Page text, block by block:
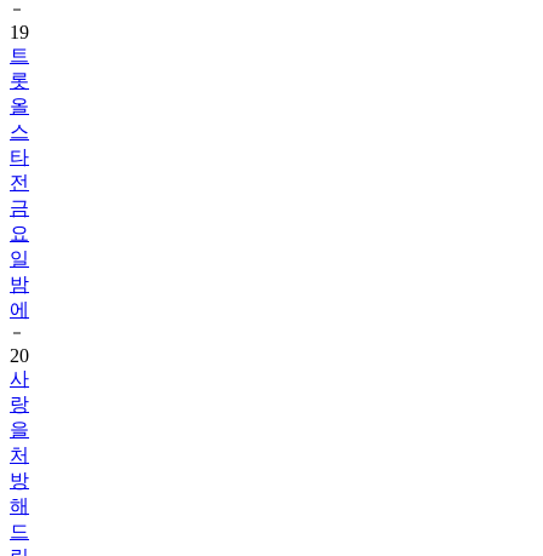
19
트
롯
올
스
타
전
금
요
일
밤
에
20
사
랑
을
처
방
해
드